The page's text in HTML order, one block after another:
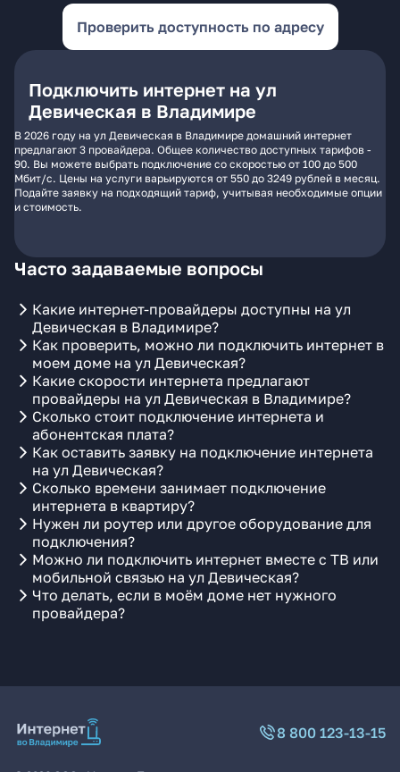
Проверить доступность по адресу
Подключить интернет на ул
Девическая в Владимире
В 2026 году на ул Девическая в Владимире домашний интернет
предлагают 3 провайдера. Общее количество доступных тарифов -
90. Вы можете выбрать подключение со скоростью от 100 до 500
Мбит/с. Цены на услуги варьируются от 550 до 3249 рублей в месяц.
Подайте заявку на подходящий тариф, учитывая необходимые опции
и стоимость.
Часто задаваемые вопросы
Какие интернет-провайдеры доступны на ул
Девическая в Владимире?
Как проверить, можно ли подключить интернет в
моем доме на ул Девическая?
Какие скорости интернета предлагают
провайдеры на ул Девическая в Владимире?
Сколько стоит подключение интернета и
абонентская плата?
Как оставить заявку на подключение интернета
на ул Девическая?
Сколько времени занимает подключение
интернета в квартиру?
Нужен ли роутер или другое оборудование для
подключения?
Можно ли подключить интернет вместе с ТВ или
мобильной связью на ул Девическая?
Что делать, если в моём доме нет нужного
провайдера?
8 800 123-13-15